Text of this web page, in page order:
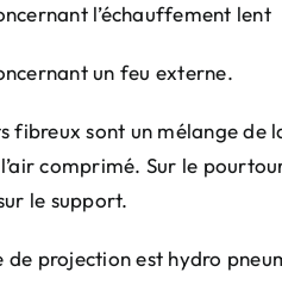
l’échauffement lent
un feu externe.
fibreux sont un mélange de
comprimé. Sur le
le support.
de projection est hydro